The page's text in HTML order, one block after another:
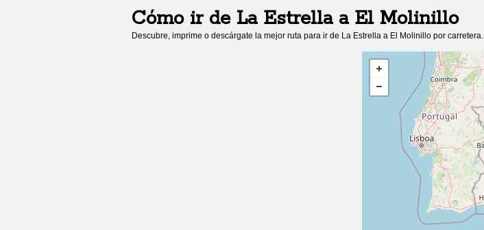
Cómo ir de La Estrellaa El Molinillo
Descubre, imprime o descárgate la mejor ruta para ir de La Estrella a El Molinillo por carretera.